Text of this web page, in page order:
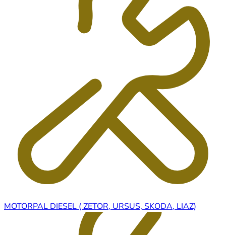
MOTORPAL DIESEL ( ZETOR, URSUS, SKODA, LIAZ)